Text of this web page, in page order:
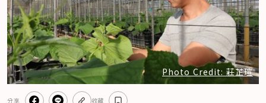
Photo Credit: 莊芷瑄
分享 收藏